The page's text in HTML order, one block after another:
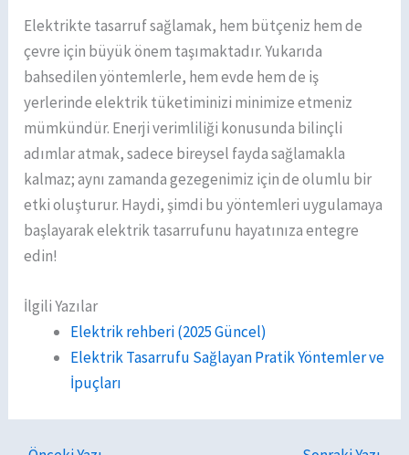
Elektrikte tasarruf sağlamak, hem bütçeniz hem de
çevre için büyük önem taşımaktadır. Yukarıda
bahsedilen yöntemlerle, hem evde hem de iş
yerlerinde elektrik tüketiminizi minimize etmeniz
mümkündür. Enerji verimliliği konusunda bilinçli
adımlar atmak, sadece bireysel fayda sağlamakla
kalmaz; aynı zamanda gezegenimiz için de olumlu bir
etki oluşturur. Haydi, şimdi bu yöntemleri uygulamaya
başlayarak elektrik tasarrufunu hayatınıza entegre
edin!
İlgili Yazılar
Elektrik rehberi (2025 Güncel)
Elektrik Tasarrufu Sağlayan Pratik Yöntemler ve
İpuçları